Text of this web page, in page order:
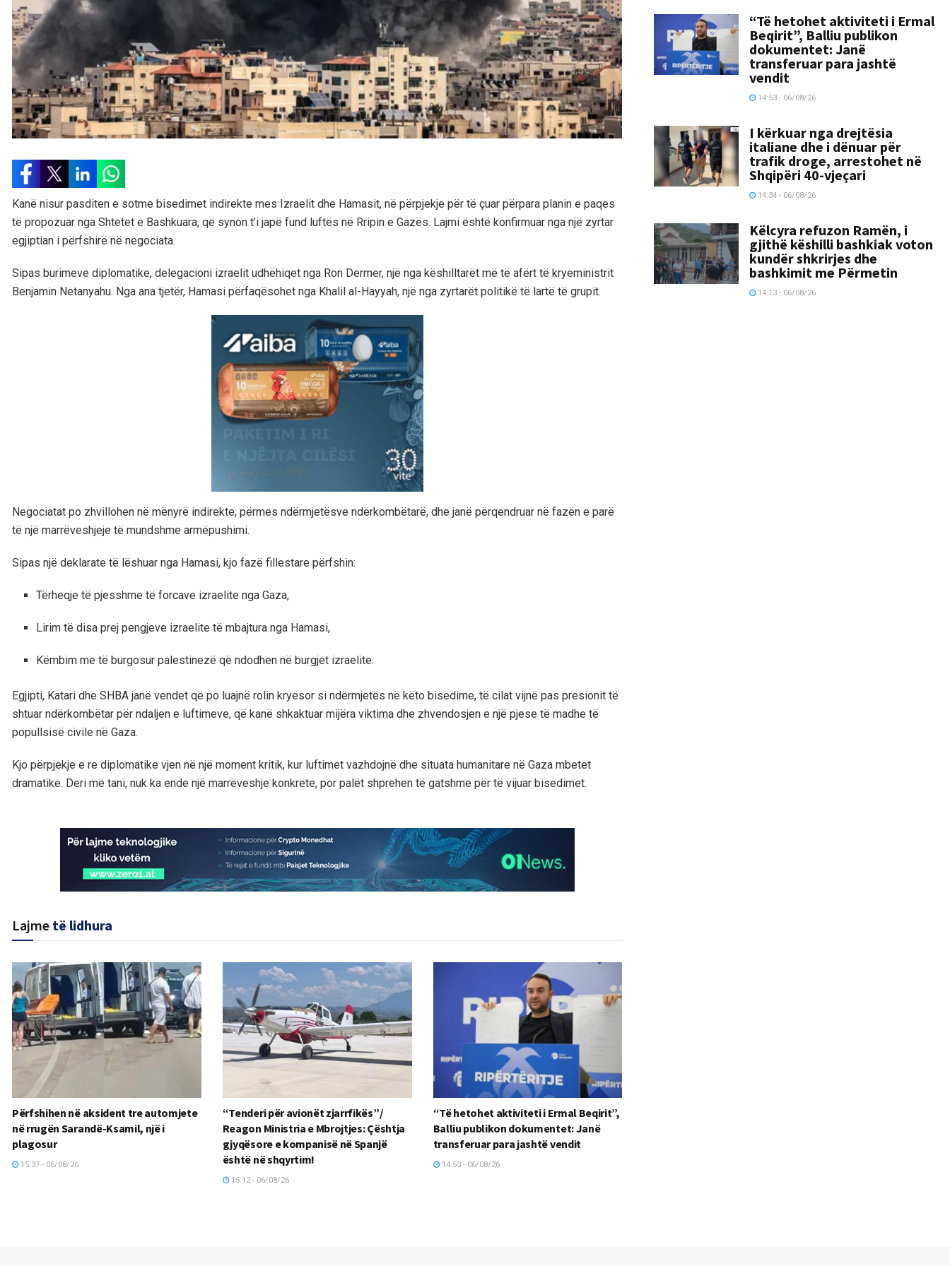
Kanë nisur pasditen e sotme bisedimet indirekte mes Izraelit dhe Hamasit, në përpjekje për të çuar përpara planin e paqes
të propozuar nga Shtetet e Bashkuara, që synon t’i japë fund luftës në Rripin e Gazës. Lajmi është konfirmuar nga një zyrtar
egjiptian i përfshirë në negociata.
Sipas burimeve diplomatike, delegacioni izraelit udhëhiqet nga Ron Dermer, një nga këshilltarët më të afërt të kryeministrit
Benjamin Netanyahu. Nga ana tjetër, Hamasi përfaqësohet nga Khalil al-Hayyah, një nga zyrtarët politikë të lartë të grupit.
Negociatat po zhvillohen në mënyrë indirekte, përmes ndërmjetësve ndërkombëtarë, dhe janë përqendruar në fazën e parë
të një marrëveshjeje të mundshme armëpushimi.
Sipas një deklarate të lëshuar nga Hamasi, kjo fazë fillestare përfshin:
Tërheqje të pjesshme të forcave izraelite nga Gaza,
Lirim të disa prej pengjeve izraelite të mbajtura nga Hamasi,
Këmbim me të burgosur palestinezë që ndodhen në burgjet izraelite.
Egjipti, Katari dhe SHBA janë vendet që po luajnë rolin kryesor si ndërmjetës në këto bisedime, të cilat vijnë pas presionit të
shtuar ndërkombëtar për ndaljen e luftimeve, që kanë shkaktuar mijëra viktima dhe zhvendosjen e një pjese të madhe të
popullsisë civile në Gaza.
Kjo përpjekje e re diplomatike vjen në një moment kritik, kur luftimet vazhdojnë dhe situata humanitare në Gaza mbetet
dramatike. Deri më tani, nuk ka ende një marrëveshje konkrete, por palët shprehen të gatshme për të vijuar bisedimet.
Lajme të lidhura
Përfshihen në aksident tre automjete
në rrugën Sarandë-Ksamil, një i
plagosur
15:37 - 06/08/26
“Tenderi për avionët zjarrfikës”/
Reagon Ministria e Mbrojtjes: Çështja
gjyqësore e kompanisë në Spanjë
është në shqyrtim!
15:12 - 06/08/26
“Të hetohet aktiviteti i Ermal Beqirit”,
Balliu publikon dokumentet: Janë
transferuar para jashtë vendit
14:53 - 06/08/26
“Të hetohet aktiviteti i Ermal
Beqirit”, Balliu publikon
dokumentet: Janë
transferuar para jashtë
vendit
14:53 - 06/08/26
I kërkuar nga drejtësia
italiane dhe i dënuar për
trafik droge, arrestohet në
Shqipëri 40-vjeçari
14:34 - 06/08/26
Këlcyra refuzon Ramën, i
gjithë këshilli bashkiak voton
kundër shkrirjes dhe
bashkimit me Përmetin
14:13 - 06/08/26